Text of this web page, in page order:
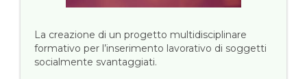
La creazione di un progetto multidisciplinare
formativo per l’inserimento lavorativo di soggetti
socialmente svantaggiati.